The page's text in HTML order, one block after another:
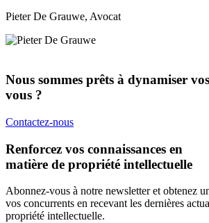
Pieter De Grauwe, Avocat
Nous sommes prêts à dynamiser
vous ?
Contactez-nous
Renforcez vos connaissances en
matière de propriété intellectuelle
Abonnez-vous à notre newsletter et obtenez
vos concurrents en recevant les dernières
propriété intellectuelle.